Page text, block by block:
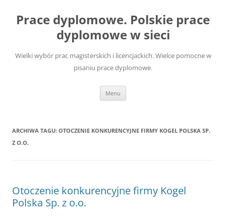
treści
Prace dyplomowe. Polskie prace
dyplomowe w sieci
Wielki wybór prac magisterskich i licencjackich. Wielce pomocne w
pisaniu prace dyplomowe.
Menu
ARCHIWA TAGU: OTOCZENIE KONKURENCYJNE FIRMY KOGEL POLSKA SP.
Z O.O.
Otoczenie konkurencyjne firmy Kogel
Polska Sp. z o.o.